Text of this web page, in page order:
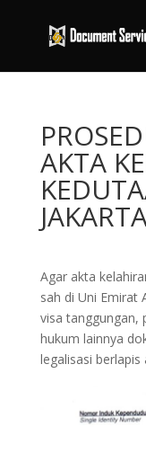
AKTA
Agar akta
sah di Uni Emirat
visa tanggungan,
hukum lainnya
legalisasi